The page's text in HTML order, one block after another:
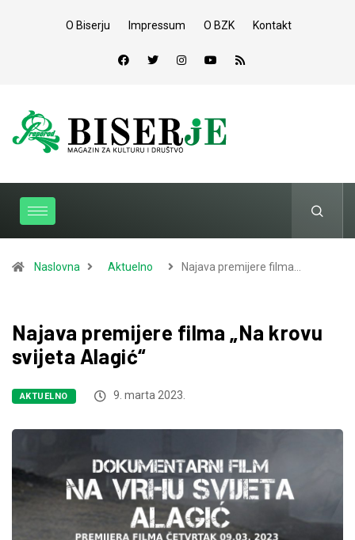
O Biserju Impressum O BZK Kontakt
Naslovna Aktuelno Najava premijere filma…
Najava premijere filma „Na krovu
svijeta Alagić“
AKTUELNO 9. marta 2023.